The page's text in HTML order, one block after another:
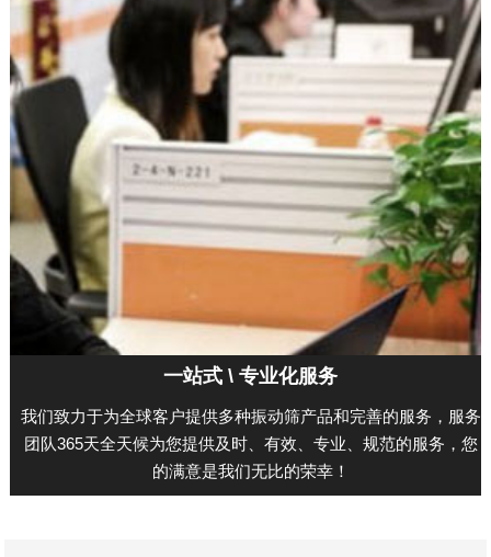
一站式 \ 专业化服务
我们致力于为全球客户提供多种振动筛产品和完善的服务，服务
团队365天全天候为您提供及时、有效、专业、规范的服务，您
的满意是我们无比的荣幸！